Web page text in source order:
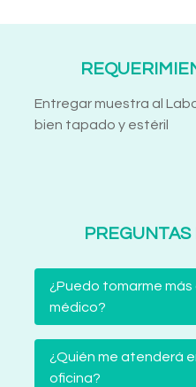
Entregar muestra al
bien tapado y estéril
¿Puedo tomarme más
médico?
¿Quién me atenderá
oficina?